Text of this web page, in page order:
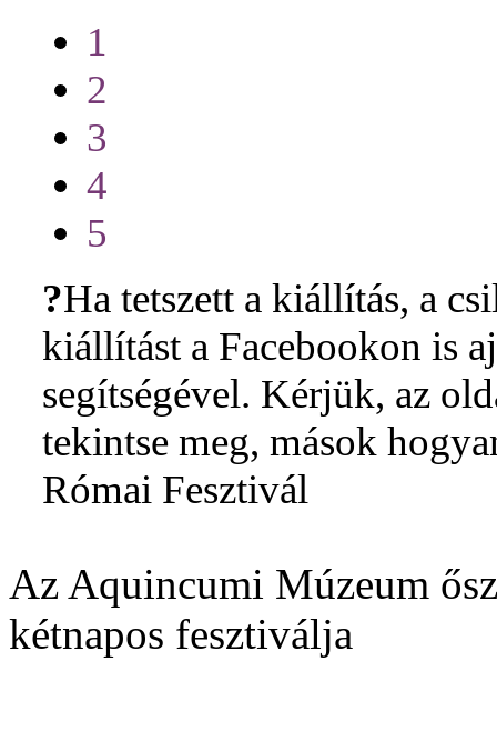
1
2
3
4
5
?Ha tetszett a kiállítás, a
kiállítást a Facebookon is
segítségével. Kérjük, az
tekintse meg, mások
Római Fesztivál
Az Aquincumi Múzeum
kétnapos fesztiválja